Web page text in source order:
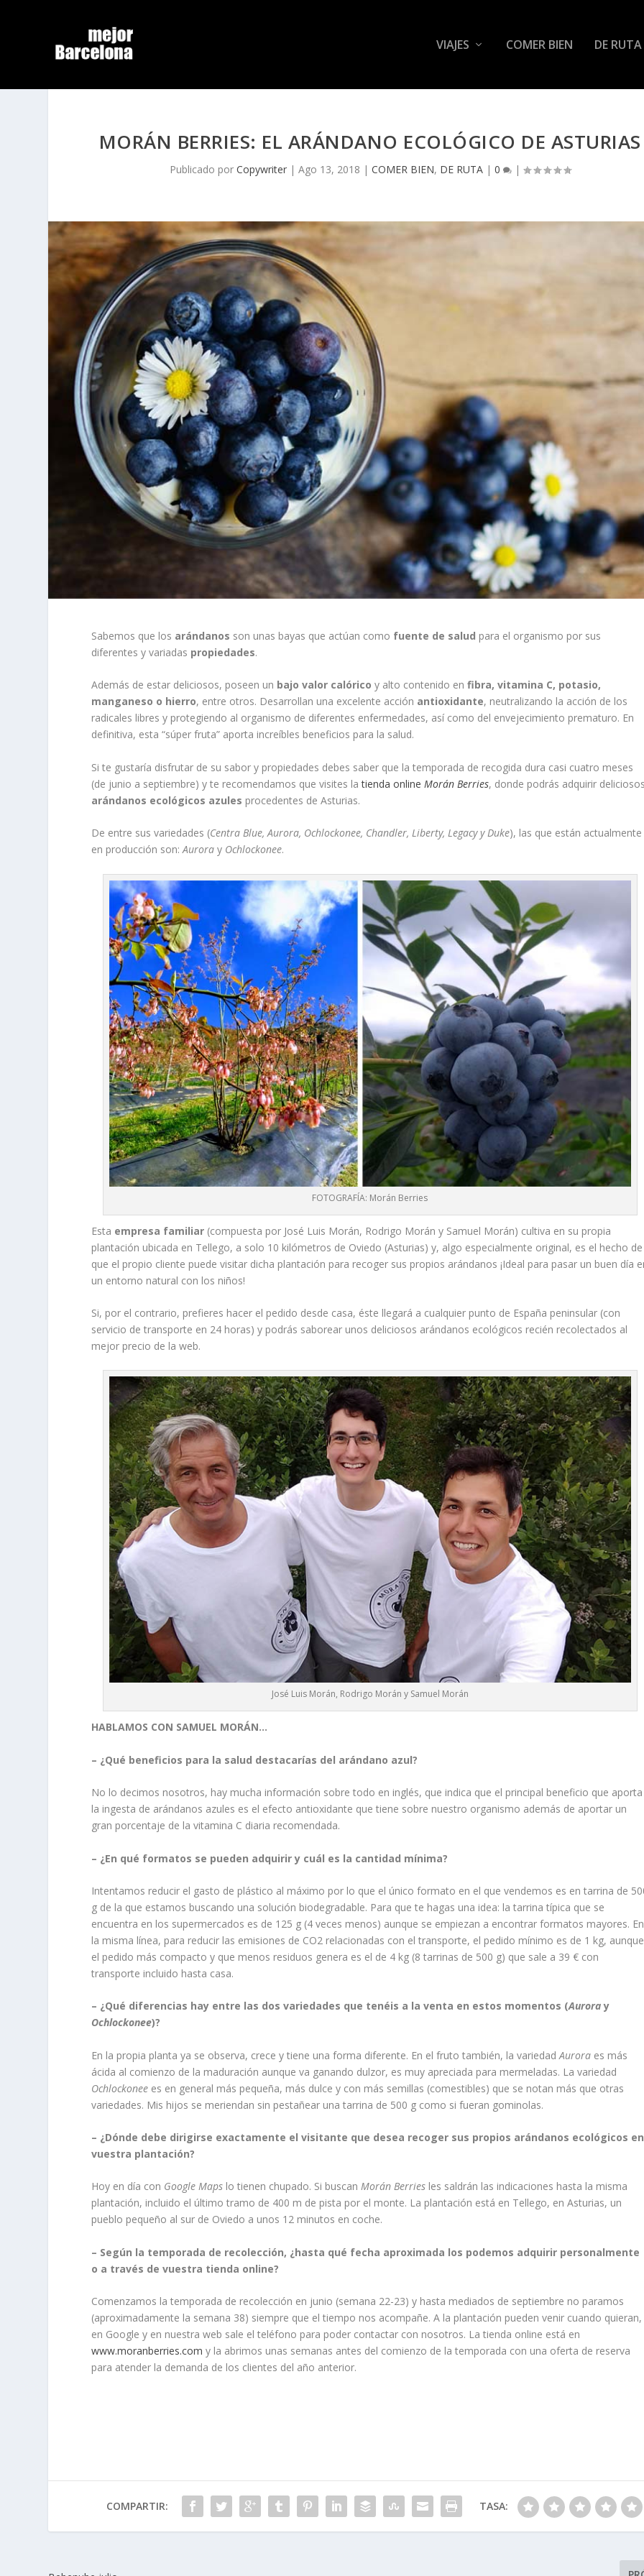
VIAJES COMER BIEN DE RUTA
MORÁN BERRIES: EL ARÁNDANO ECOLÓGICO DE ASTURIAS
Publicado por Copywriter| Ago 13, 2018 | COMER BIEN, DE RUTA| 0 |
Sabemos que los arándanos son unas bayas que actúan como fuente de salud para el organismo por sus
diferentes y variadas propiedades.
Además de estar deliciosos, poseen un bajo valor calórico y alto contenido enfibra, vitamina C, potasio,
manganeso o hierro, entre otros. Desarrollan una excelente acción antioxidante, neutralizando la acción de los
radicales libres y protegiendo al organismo de diferentes enfermedades, así como del envejecimiento prematuro. En
definitiva, esta “súper fruta” aporta increíbles beneficios para la salud.
Si te gustaría disfrutar de su sabor y propiedades debes saber que la temporada de recogida dura casi cuatro meses
(de junio a septiembre) y te recomendamos que visites latienda online Morán Berries, donde podrás adquirir
arándanos ecológicos azules procedentes de Asturias.
De entre sus variedades (Centra Blue, Aurora, Ochlockonee, Chandler, Liberty, Legacy y Duke), las que están actualmente
en producción son:Aurora y Ochlockonee.
FOTOGRAFÍA: Morán Berries
Esta empresa familiar (compuesta por José Luis Morán, Rodrigo Morán y Samuel Morán) cultiva en su propia
plantación ubicada en Tellego, a solo 10 kilómetros de Oviedo (Asturias) y, algo especialmente original, es el hecho de
que el propio cliente puede visitar dicha plantación para recoger sus propios arándanos ¡Ideal para pasar un buen día
un entorno natural con los niños!
Si, por el contrario, prefieres hacer el pedido desde casa, éste llegará a cualquier punto de España peninsular (con
servicio de transporte en 24 horas) y podrás saborear unos deliciosos arándanos ecológicos recién recolectados al
mejor precio de la web.
José Luis Morán, Rodrigo Morán y Samuel Morán
HABLAMOS CON SAMUEL MORÁN…
– ¿Qué beneficios para la salud destacarías del arándano azul?
No lo decimos nosotros, hay mucha información sobre todo en inglés, que indica que el principal beneficio que aporta
la ingesta de arándanos azules es el efecto antioxidante que tiene sobre nuestro organismo además de aportar un
gran porcentaje de la vitamina C diaria recomendada.
– ¿En qué formatos se pueden adquirir y cuál es la cantidad mínima?
Intentamos reducir el gasto de plástico al máximo por lo que el único formato en el que vendemos es en tarrina de
g de la que estamos buscando una solución biodegradable. Para que te hagas una idea: la tarrina típica que se
encuentra en los supermercados es de 125 g (4 veces menos) aunque se empiezan a encontrar formatos mayores. En
la misma línea, para reducir las emisiones de CO2 relacionadas con el transporte, el pedido mínimo es de 1 kg, aunque
el pedido más compacto y que menos residuos genera es el de 4 kg (8 tarrinas de 500 g) que sale a 39 € con
transporte incluido hasta casa.
– ¿Qué diferencias hay entre las dos variedades que tenéis a la venta en estos momentos (Auroray
Ochlockonee)?
En la propia planta ya se observa, crece y tiene una forma diferente. En el fruto también, la variedadAurora es más
ácida al comienzo de la maduración aunque va ganando dulzor, es muy apreciada para mermeladas. La variedad
Ochlockonee es en general más pequeña, más dulce y con más semillas (comestibles) que se notan más que otras
variedades. Mis hijos se meriendan sin pestañear una tarrina de 500 g como si fueran gominolas.
– ¿Dónde debe dirigirse exactamente el visitante que desea recoger sus propios arándanos ecológicos en
vuestra plantación?
Hoy en día con Google Maps lo tienen chupado. Si buscanMorán Berries les saldrán las indicaciones hasta la misma
plantación, incluido el último tramo de 400 m de pista por el monte. La plantación está en Tellego, en Asturias, un
pueblo pequeño al sur de Oviedo a unos 12 minutos en coche.
– Según la temporada de recolección, ¿hasta qué fecha aproximada los podemos adquirir personalmente
o a través de vuestra tienda online?
Comenzamos la temporada de recolección en junio (semana 22-23) y hasta mediados de septiembre no paramos
(aproximadamente la semana 38) siempre que el tiempo nos acompañe. A la plantación pueden venir cuando quieran,
en Google y en nuestra web sale el teléfono para poder contactar con nosotros. La tienda online está en
www.moranberries.com y la abrimos unas semanas antes del comienzo de la temporada con una oferta de reserva
para atender la demanda de los clientes del año anterior.
COMPARTIR: TASA: